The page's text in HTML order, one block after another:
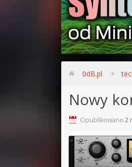
0dB.pl
Nowy
Opublikowano 2